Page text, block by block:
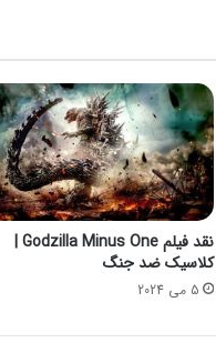
نقد فیلم Godzilla Minus One |
کلاسیک ضد جنگ
5 می 2024